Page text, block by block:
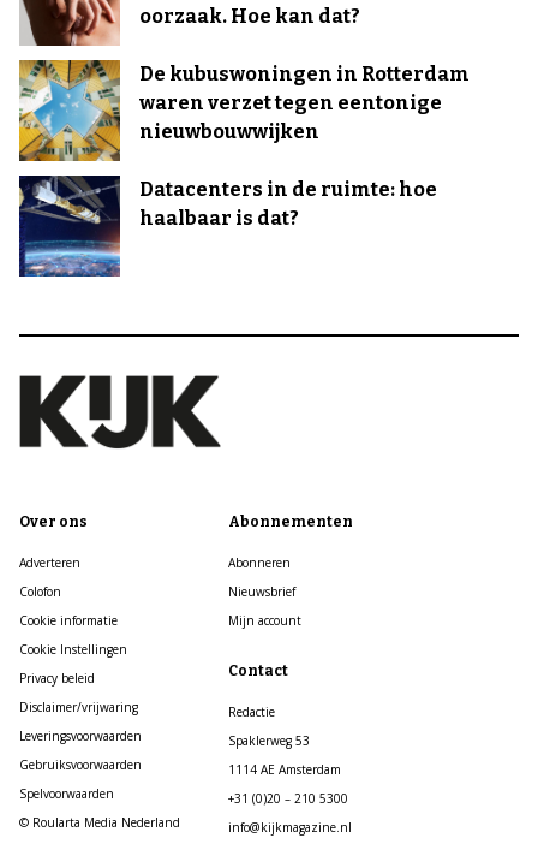
oorzaak. Hoe kan dat?
De kubuswoningen in Rotterdam
waren verzet tegen eentonige
nieuwbouwwijken
Datacenters in de ruimte: hoe
haalbaar is dat?
Over ons
Adverteren
Colofon
Cookie informatie
Cookie Instellingen
Privacy beleid
Disclaimer/vrijwaring
Leveringsvoorwaarden
Gebruiksvoorwaarden
Spelvoorwaarden
© Roularta Media Nederland
Abonnementen
Abonneren
Nieuwsbrief
Mijn account
Contact
Redactie
Spaklerweg 53
1114 AE Amsterdam
+31 (0)20 – 210 5300
info@kijkmagazine.nl